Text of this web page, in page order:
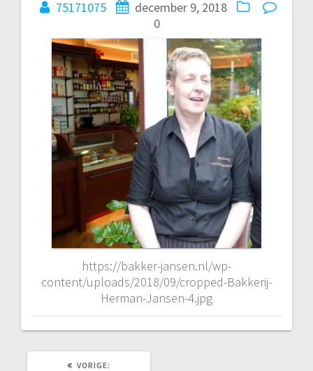
75171075
december 9, 2018
0
https://bakker-jansen.nl/wp-
content/uploads/2018/09/cropped-Bakkerij-
Herman-Jansen-4.jpg
VORIGE: